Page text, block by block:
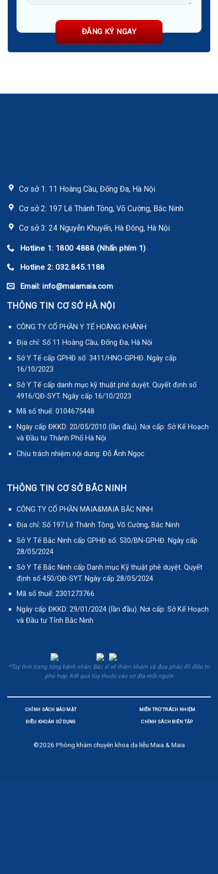
Cơ sở 1: 11 Hoàng Cầu, Đống Đa, Hà Nội
Cơ sở 2: 197 Lê Thánh Tông, Võ Cường, Bắc Ninh
Cơ sở 3: 24 Nguyễn Khuyến, Hà Đông, Hà Nội
Hotline 1: 1800 4888 (Nhấn phím 1)
Hotline 2: 032.845.1188
Email: info@maiamaia.com
THÔNG TIN CƠ SỞ HÀ NỘI
CÔNG TY CỔ PHẦN Y TẾ HOÀNG KHÁNH
Địa chỉ: Số 11 Hoàng Cầu, Đống Đa, Hà Nội
Sở Y Tế cấp GPHĐ số: 3411/HNO-GPHĐ. Ngày cấp
16/10/2023
Sở Y Tế cấp danh mục kỹ thuật phê duyệt. Quyết định số
4916/QĐ-SYT. Ngày cấp 16/10/2023
Mã số thuế: 0104675448
Ngày cấp ĐKKD: 20/05/2010 (lần đầu). Nơi cấp: Sở Kế Hoạch
và Đầu tư Thành Phố Hà Nội
Chịu trách nhiệm nội dung: Đỗ Ánh Ngọc
THÔNG TIN CƠ SỞ BẮC NINH
CÔNG TY CỔ PHẦN MAIA&MAIA BẮC NINH
Địa chỉ: Số 197 Lê Thánh Tông, Võ Cường, Bắc Ninh
Sở Y Tế Bắc Ninh cấp GPHĐ số: 530/BN-GPHĐ. Ngày cấp
28/05/2024
Sở Y Tế Bắc Ninh cấp Danh mục Kỹ thuật phê duyệt. Quyết
định số 450/QĐ-SYT. Ngày cấp 28/05/2024
Mã số thuế: 2301273766
Ngày cấp ĐKKD: 29/01/2024 (lần đầu). Nơi cấp: Sở Kế Hoạch
và Đầu tư Tỉnh Bắc Ninh
*Tùy tình trạng từng bệnh nhân, Bác sĩ sẽ thăm khám và đưa phác đồ điều trị
phù hợp. Kết quả tùy thuộc vào cơ địa mỗi người
CHÍNH SÁCH BẢO MẬT
ĐIỀU KHOẢN SỬ DỤNG
MIỄN TRỪ TRÁCH NHIỆM
CHÍNH SÁCH BIÊN TẬP
©2026 Phòng khám chuyên khoa da liễu Maia & Maia